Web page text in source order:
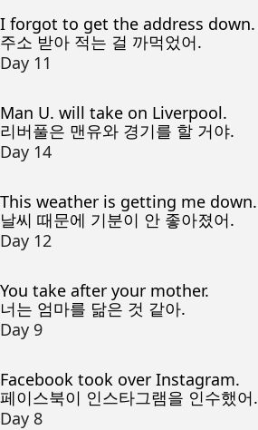
I forgot to get the address down.
주소 받아 적는 걸 까먹었어.
Day 11
Man U. will take on Liverpool.
리버풀은 맨유와 경기를 할 거야.
Day 14
This weather is getting me down.
날씨 때문에 기분이 안 좋아졌어.
Day 12
You take after your mother.
너는 엄마를 닮은 것 같아.
Day 9
Facebook took over Instagram.
페이스북이 인스타그램을 인수했어.
Day 8